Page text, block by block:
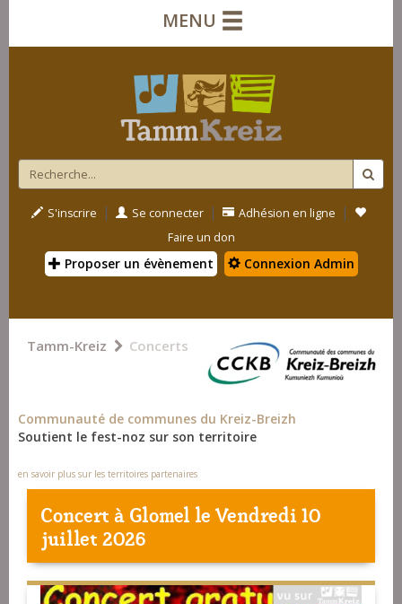
MENU
S'inscrire | Se connecter | Adhésion en ligne |
Faire un don
Proposer un évènement Connexion Admin
Tamm-Kreiz Concerts
Communauté de communes du Kreiz-Breizh
Soutient le fest-noz sur son territoire
en savoir plus sur les territoires partenaires
Concert àGlomel le Vendredi 10
juillet 2026